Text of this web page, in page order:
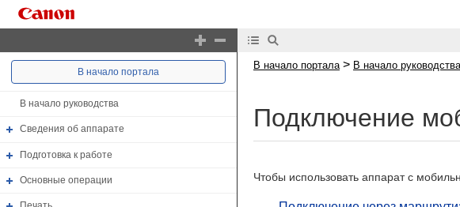
В начало портала
В начало руководства
Сведения об аппарате
Подготовка к работе
Основные операции
В начало портала > В начало руководства
Подключение
Чтобы использовать аппарат с